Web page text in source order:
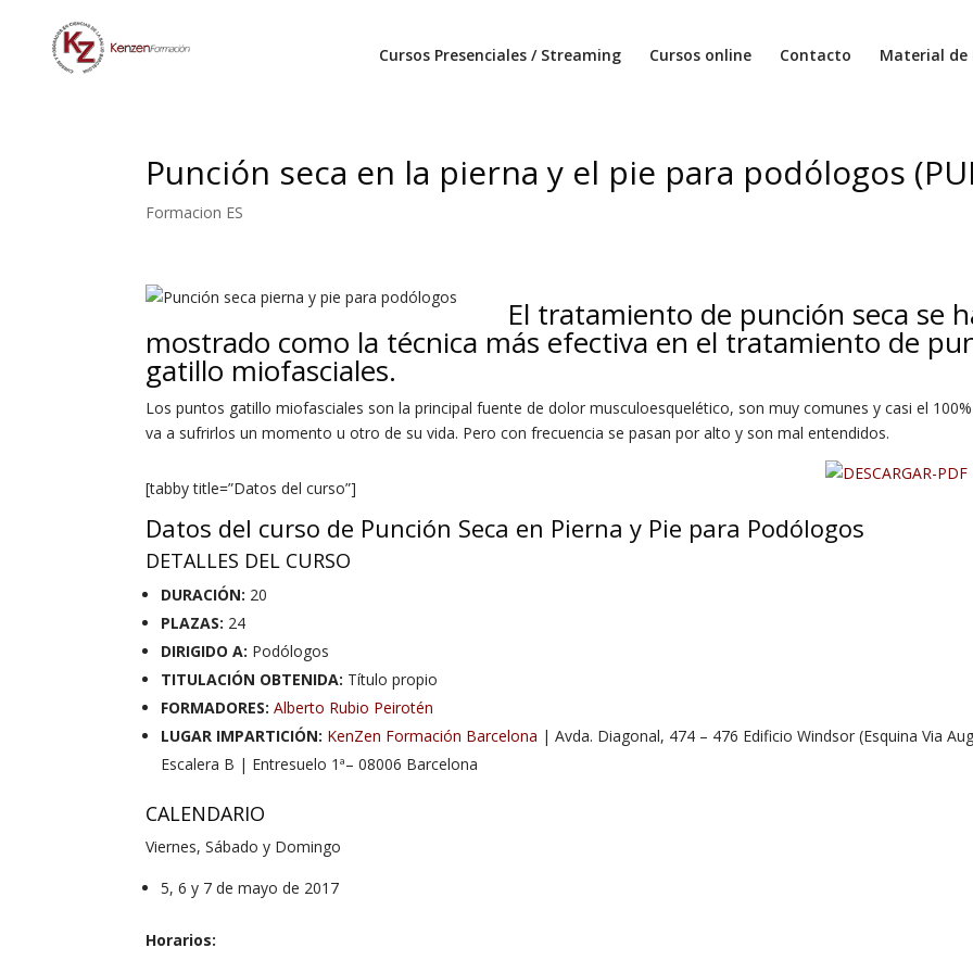
Cursos Presenciales / Streaming Cursos online Contacto Material de
Punción seca en la pierna y el pie para podólogos
Formacion ES
El tratamiento de punción seca se
mostrado como la técnica más efectiva en el tratamiento de
gatillo miofasciales.
Los puntos gatillo miofasciales son la principal fuente de dolor musculoesquelético, son muy comunes y casi el
va a sufrirlos un momento u otro de su vida. Pero con frecuencia se pasan por alto y son mal entendidos.
[tabby title=”Datos del curso”]
Datos del curso de Punción Seca en Pierna y Pie para Podólogos
DETALLES DEL CURSO
DURACIÓN: 20
PLAZAS: 24
DIRIGIDO A: Podólogos
TITULACIÓN OBTENIDA: Título propio
FORMADORES:Alberto Rubio Peirotén
LUGAR IMPARTICIÓN: KenZen Formación Barcelona | Avda. Diagonal, 474 – 476 Edificio Windsor (Esquina Via
Escalera B | Entresuelo 1ª– 08006 Barcelona
CALENDARIO
Viernes, Sábado y Domingo
5, 6 y 7 de mayo de 2017
Horarios: